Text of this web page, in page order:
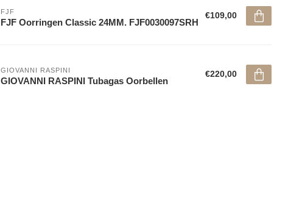
FJF
FJF Oorringen Classic 24MM. FJF0030097SRH
€109,00
GIOVANNI RASPINI
GIOVANNI RASPINI Tubagas Oorbellen
€220,00